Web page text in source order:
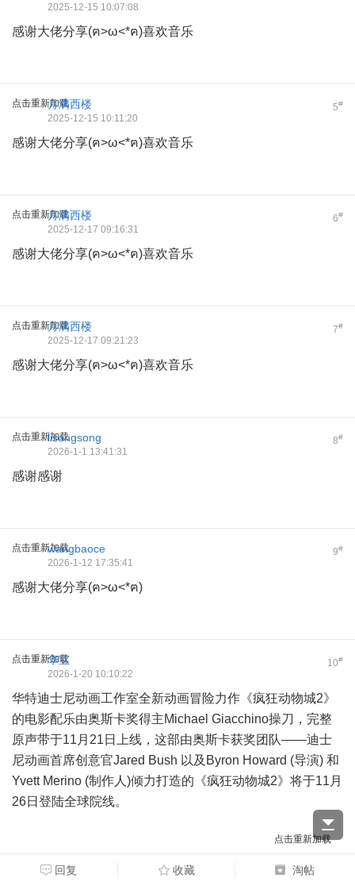
2025-12-15 10:07:08
感谢大佬分享(ฅ>ω<*ฅ)喜欢音乐
点击重新加载 5#
月满西楼
2025-12-15 10:11:20
感谢大佬分享(ฅ>ω<*ฅ)喜欢音乐
点击重新加载 6#
月满西楼
2025-12-17 09:16:31
感谢大佬分享(ฅ>ω<*ฅ)喜欢音乐
点击重新加载 7#
月满西楼
2025-12-17 09:21:23
感谢大佬分享(ฅ>ω<*ฅ)喜欢音乐
点击重新加载 8#
lisongsong
2026-1-1 13:41:31
感谢感谢
点击重新加载 9#
wangbaoce
2026-1-12 17:35:41
感谢大佬分享(ฅ>ω<*ฅ)
点击重新加载 10#
华宝
2026-1-20 10:10:22
华特迪士尼动画工作室全新动画冒险力作《疯狂动物城2》
的电影配乐由奥斯卡奖得主Michael Giacchino操刀，完整
原声带于11月21日上线，这部由奥斯卡获奖团队——迪士
尼动画首席创意官Jared Bush 以及Byron Howard (导演) 和
Yvett Merino (制作人)倾力打造的《疯狂动物城2》将于11月
26日登陆全球院线。
回复 收藏 淘帖
点击重新加载